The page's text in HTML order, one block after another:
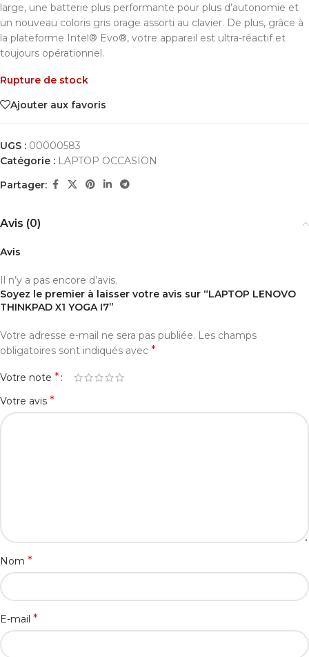
large, une batterie plus performante pour plus d’autonomie et
un nouveau coloris gris orage assorti au clavier. De plus, grâce à
la plateforme Intel® Evo®, votre appareil est ultra-réactif et
toujours opérationnel.
Rupture de stock
Ajouter aux favoris
UGS : 00000583
Catégorie : LAPTOP OCCASION
Partager:
Avis (0)
Avis
Il n’y a pas encore d’avis.
Soyez le premier à laisser votre avis sur “LAPTOP LENOVO
THINKPAD X1 YOGA I7”
Votre adresse e-mail ne sera pas publiée. Les champs
obligatoires sont indiqués avec *
Votre note *
Votre avis *
Nom *
E-mail *